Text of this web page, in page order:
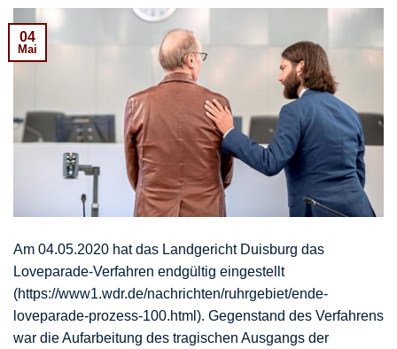
04
Mai
Am 04.05.2020 hat das Landgericht Duisburg das
Loveparade-Verfahren endgültig eingestellt
(https://www1.wdr.de/nachrichten/ruhrgebiet/ende-
loveparade-prozess-100.html). Gegenstand des Verfahrens
war die Aufarbeitung des tragischen Ausgangs der